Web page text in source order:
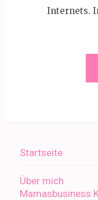
Internets.
Startseite
Über mich
Mamasbusiness